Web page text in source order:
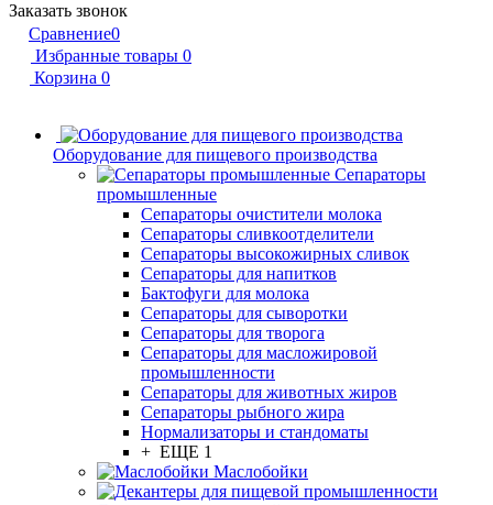
Заказать звонок
Сравнение0
Избранные товары 0
Корзина 0
Оборудование для пищевого производства
Сепараторы
промышленные
Сепараторы очистители молока
Сепараторы сливкоотделители
Сепараторы высокожирных сливок
Сепараторы для напитков
Бактофуги для молока
Сепараторы для сыворотки
Сепараторы для творога
Сепараторы для масложировой
промышленности
Сепараторы для животных жиров
Сепараторы рыбного жира
Нормализаторы и стандоматы
+ ЕЩЕ 1
Маслобойки